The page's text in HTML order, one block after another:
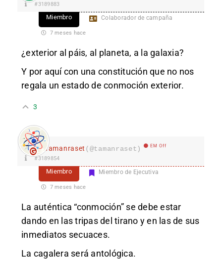
#3189883
Miembro Colaborador de campaña
7 meses hace
¿exterior al páis, al planeta, a la galaxia?
Y por aquí con una constitución que no nos
regala un estado de conmoción exterior.
3
Tamanraset (@tamanraset) EM Off
#3189854
Miembro Miembro de Ejecutiva
7 meses hace
La auténtica “conmoción” se debe estar
dando en las tripas del tirano y en las de sus
inmediatos secuaces.
La cagalera será antológica.